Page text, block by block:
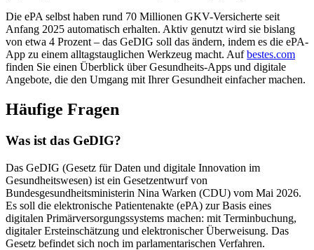
Die ePA selbst haben rund 70 Millionen GKV-Versicherte seit
Anfang 2025 automatisch erhalten. Aktiv genutzt wird sie bislang
von etwa 4 Prozent – das GeDIG soll das ändern, indem es die ePA-
App zu einem alltagstauglichen Werkzeug macht. Aufbestes.com
finden Sie einen Überblick über Gesundheits-Apps und digitale
Angebote, die den Umgang mit Ihrer Gesundheit einfacher machen.
Häufige Fragen
Was ist das GeDIG?
Das GeDIG (Gesetz für Daten und digitale Innovation im
Gesundheitswesen) ist ein Gesetzentwurf von
Bundesgesundheitsministerin Nina Warken (CDU) vom Mai 2026.
Es soll die elektronische Patientenakte (ePA) zur Basis eines
digitalen Primärversorgungssystems machen: mit Terminbuchung,
digitaler Ersteinschätzung und elektronischer Überweisung. Das
Gesetz befindet sich noch im parlamentarischen Verfahren.